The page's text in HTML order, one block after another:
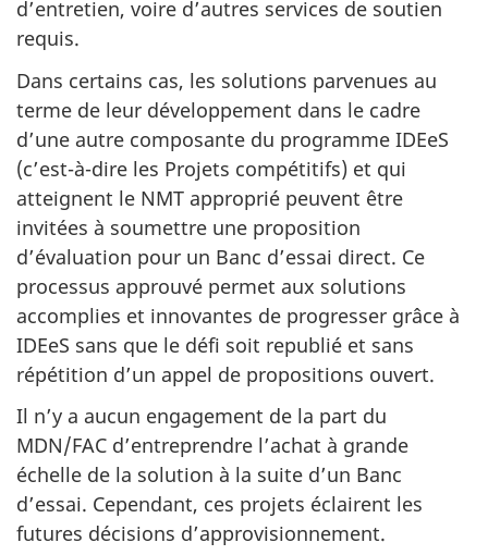
d’entretien, voire d’autres services de soutien
requis.
Dans certains cas, les solutions parvenues au
terme de leur développement dans le cadre
d’une autre composante du programme IDEeS
(c’est-à-dire les Projets compétitifs) et qui
atteignent le NMT approprié peuvent être
invitées à soumettre une proposition
d’évaluation pour un Banc d’essai direct. Ce
processus approuvé permet aux solutions
accomplies et innovantes de progresser grâce à
IDEeS sans que le défi soit republié et sans
répétition d’un appel de propositions ouvert.
Il n’y a aucun engagement de la part du
MDN/FAC d’entreprendre l’achat à grande
échelle de la solution à la suite d’un Banc
d’essai. Cependant, ces projets éclairent les
futures décisions d’approvisionnement.